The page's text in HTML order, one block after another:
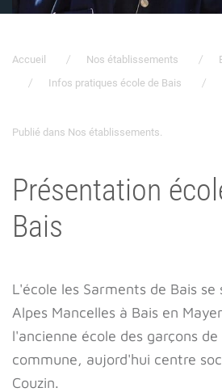
Accueil Nos établissements
Infos pratiques école de Bais
Publié dans Nos établissements.
Présentation
Bais
L'école les Sarments de Bais
Alpes Mancelles à Bais en
l'ancienne école des garçons
commune, aujord'hui centre
Couzin.